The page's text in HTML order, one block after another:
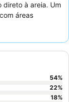
direto à areia. Um
com áreas
elogiam
experiência
um quarto com
bela paisagem.
54%
22%
18%